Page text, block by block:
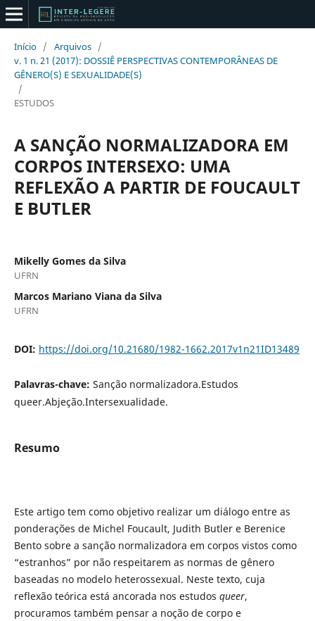
Início / Arquivos /
v. 1 n. 21 (2017): DOSSIÊ PERSPECTIVAS CONTEMPORÂNEAS DE
GÊNERO(S) E SEXUALIDADE(S)
/
ESTUDOS
A SANÇÃO NORMALIZADORA EM
CORPOS INTERSEXO: UMA
REFLEXÃO A PARTIR DE FOUCAULT
E BUTLER
Mikelly Gomes da Silva
UFRN
Marcos Mariano Viana da Silva
UFRN
DOI: https://doi.org/10.21680/1982-1662.2017v1n21ID13489
Palavras-chave: Sanção normalizadora.Estudos
queer.Abjeção.Intersexualidade.
Resumo
Este artigo tem como objetivo realizar um diálogo entre as
ponderações de Michel Foucault, Judith Butler e Berenice
Bento sobre a sanção normalizadora em corpos vistos como
“estranhos” por não respeitarem as normas de gênero
baseadas no modelo heterossexual. Neste texto, cuja
reflexão teórica está ancorada nos estudos queer,
procuramos também pensar a noção de corpo e